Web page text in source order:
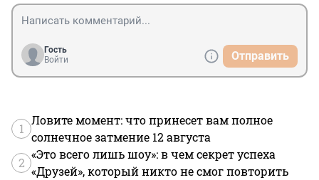
Гость
Войти
Отправить
1
Ловите момент: что принесет вам полное
солнечное затмение 12 августа
2
«Это всего лишь шоу»: в чем секрет успеха
«Друзей», который никто не смог повторить